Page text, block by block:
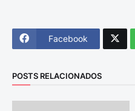
Facebook
POSTS RELACIONADOS